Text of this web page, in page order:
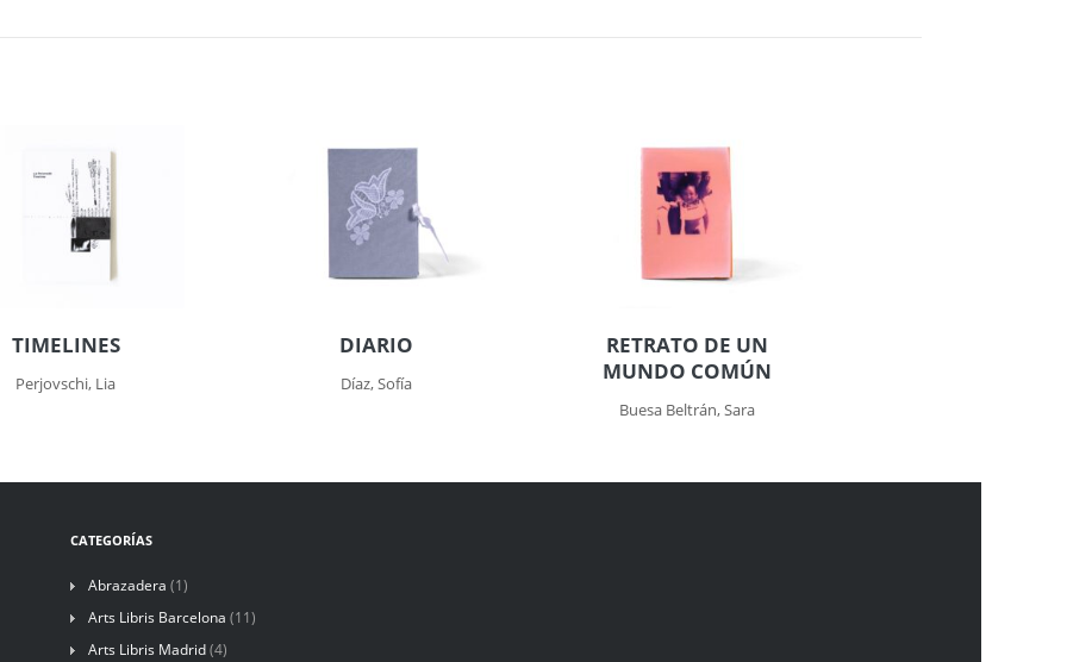
TIMELINES
Perjovschi, Lia
DIARIO
Díaz, Sofía
RETRATO DE UN
MUNDO COMÚN
Buesa Beltrán, Sara
CATEGORÍAS
Abrazadera (1)
Arts Libris Barcelona (11)
Arts Libris Madrid(4)